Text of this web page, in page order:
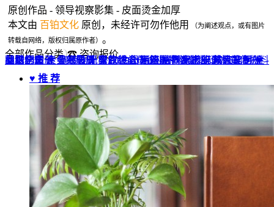
原创作品 - 领导视察影集 - 皮面烫金加厚
本文由 百铂文化 原创，未经许可勿作他用
（为阐述观点，或有图片
转载自网络，版权归属原作者） 。
全部作品分类 ☎ 咨询报价
品牌全案 ▼ 宣传画册 VI+LOGO 企业刊物 包装设计 宣传物料
网站UI设计 导视设计 餐饮设计 酒店品牌设计 纪念相册 ▼
企业纪念册 聚会纪念册 毕业纪念册 领导/同事相册 成人礼相册
战友纪念册 个人影集 家庭/生日相册 旅行纪念册 精装定制 ▼
菜谱制作 企业邮册 光盘包装盒 高端楼书 家谱族谱 家具画册
♥ 推 荐